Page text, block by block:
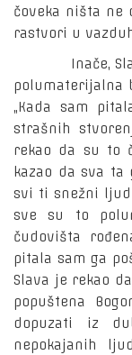
čoveka ništa ne
rastvori u
Inače,
polumaterijalna
„Kada sam
strašnih
rekao da su to
kazao da sva
svi ti snežni
sve su to
čudovišta
pitala sam ga
Slava je rekao
popuštena
dopuzati iz
nepokajanih